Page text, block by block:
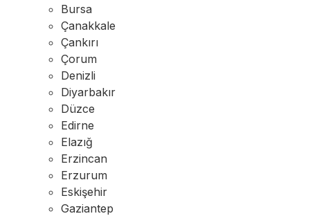
Bursa
Çanakkale
Çankırı
Çorum
Denizli
Diyarbakır
Düzce
Edirne
Elazığ
Erzincan
Erzurum
Eskişehir
Gaziantep